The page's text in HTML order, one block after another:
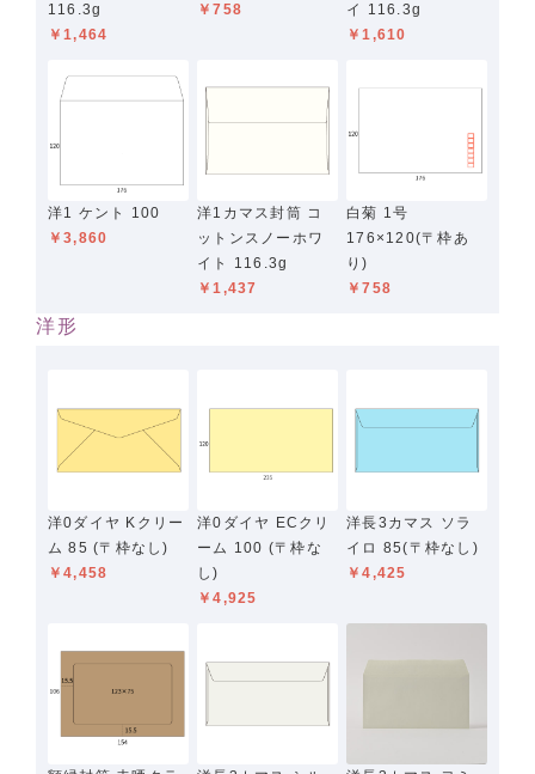
116.3g
￥1,464
￥758
イ 116.3g
￥1,610
洋1 ケント 100
￥3,860
洋1カマス封筒 コ
ットンスノーホワ
イト 116.3g
￥1,437
白菊 1号
176×120(〒枠あ
り)
￥758
洋形
洋0ダイヤ Kクリー
ム 85 (〒枠なし)
￥4,458
洋0ダイヤ ECクリ
ーム 100 (〒枠な
し)
￥4,925
洋長3カマス ソラ
イロ 85(〒枠なし)
￥4,425